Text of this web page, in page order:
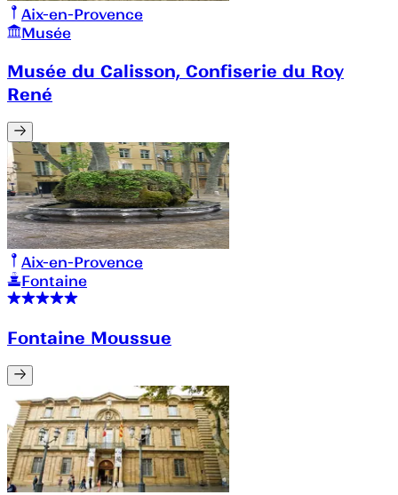
Aix-en-Provence
Musée
Musée du Calisson, Confiserie du Roy
René
Aix-en-Provence
Fontaine
Fontaine Moussue